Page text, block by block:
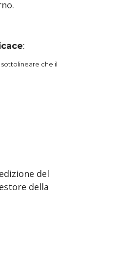
:
che il
del
della